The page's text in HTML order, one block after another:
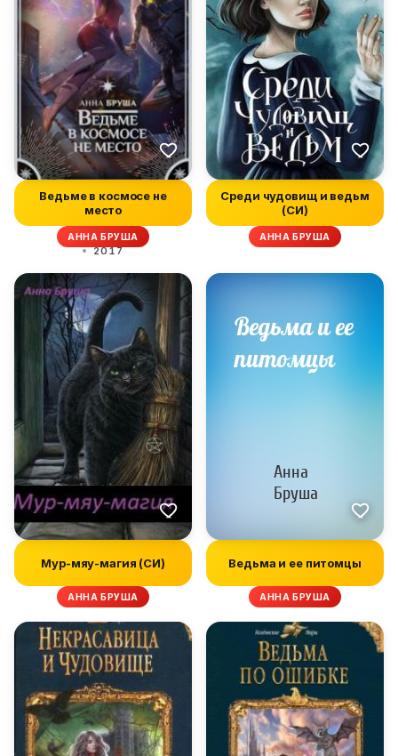
Ведьме в космосе не
место
АННА БРУША
2017
Среди чудовищ и ведьм
(СИ)
АННА БРУША
Мур-мяу-магия (СИ)
АННА БРУША
Ведьма и ее питомцы
АННА БРУША